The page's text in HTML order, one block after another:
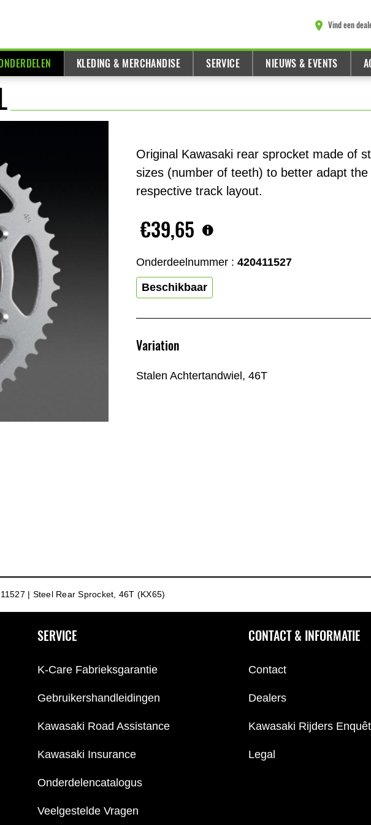
Vind een
KLEDING & MERCHANDISE SERVICE NIEUWS & EVENTS
Original Kawasaki rear sprocket made of
sizes (number of teeth) to better adapt
respective track layout.
€39,65
Onderdeelnummer : 420411527
Beschikbaar
Variation
Stalen Achtertandwiel, 46T
| Steel Rear Sprocket, 46T (KX65)
SERVICE
K-Care Fabrieksgarantie
Gebruikershandleidingen
Kawasaki Road Assistance
Kawasaki Insurance
Onderdelencatalogus
Veelgestelde Vragen
CONTACT & INFORMATIE
Contact
Dealers
Kawasaki Rijders
Legal